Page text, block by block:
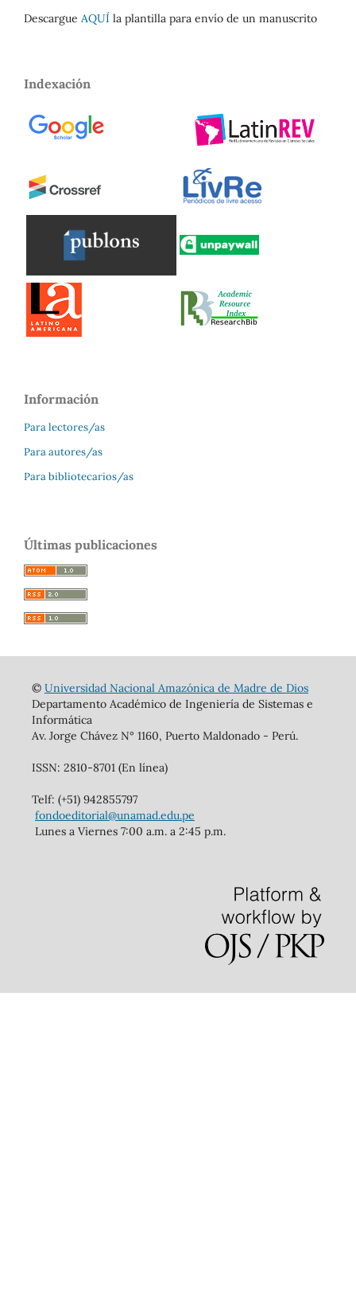
Descargue AQUÍ la plantilla para envío de un manuscrito
Indexación
Información
Para lectores/as
Para autores/as
Para bibliotecarios/as
Últimas publicaciones
© Universidad Nacional Amazónica de Madre de Dios
Departamento Académico de Ingeniería de Sistemas e
Informática
Av. Jorge Chávez N° 1160, Puerto Maldonado - Perú.
ISSN: 2810-8701 (En línea)
Telf: (+51) 942855797
fondoeditorial@unamad.edu.pe
Lunes a Viernes 7:00 a.m. a 2:45 p.m.